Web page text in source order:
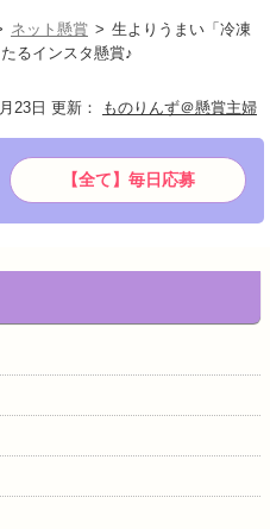
ネット懸賞
生よりうまい「冷凍
るインスタ懸賞♪
23日 更新 ： ものりんず＠懸賞主婦
【全て】毎日応募